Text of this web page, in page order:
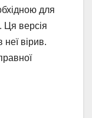
для
Ця версія
вірив.